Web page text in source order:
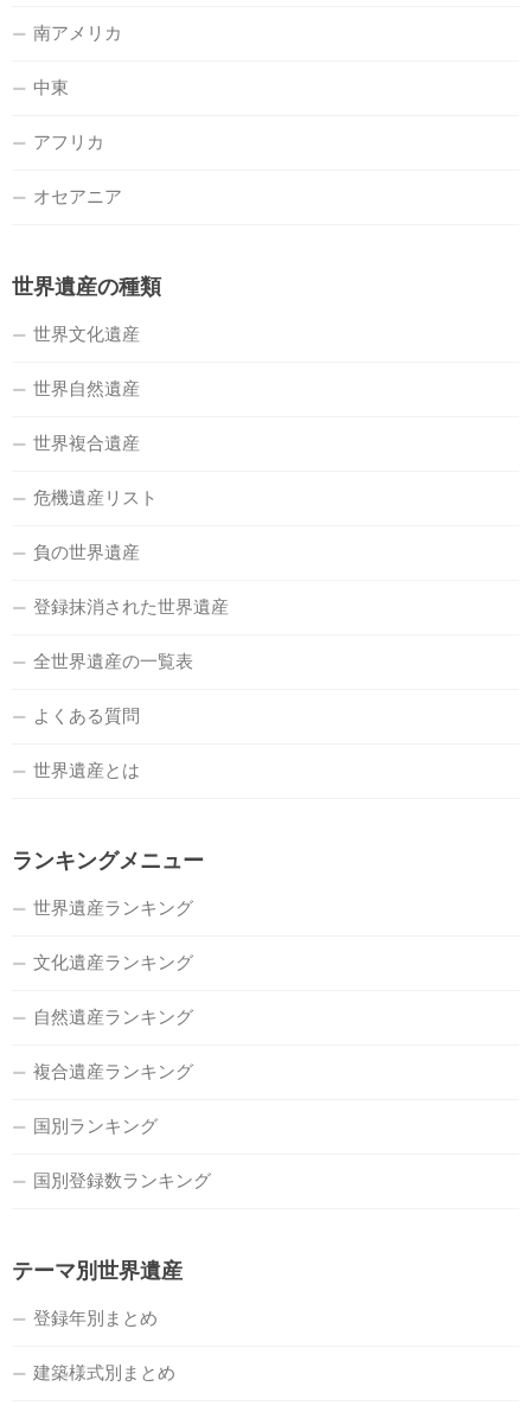
南アメリカ
中東
アフリカ
オセアニア
世界遺産の種類
世界文化遺産
世界自然遺産
世界複合遺産
危機遺産リスト
負の世界遺産
登録抹消された世界遺産
全世界遺産の一覧表
よくある質問
世界遺産とは
ランキングメニュー
世界遺産ランキング
文化遺産ランキング
自然遺産ランキング
複合遺産ランキング
国別ランキング
国別登録数ランキング
テーマ別世界遺産
登録年別まとめ
建築様式別まとめ